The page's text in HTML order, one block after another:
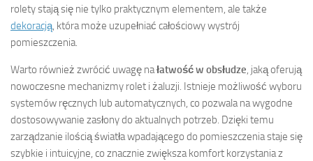
rolety stają się nie tylko praktycznym elementem, ale także
dekoracją, która może uzupełniać całościowy wystrój
pomieszczenia.
Warto również zwrócić uwagę nałatwość w obsłudze, jaką oferują
nowoczesne mechanizmy rolet i żaluzji. Istnieje możliwość wyboru
systemów ręcznych lub automatycznych, co pozwala na wygodne
dostosowywanie zasłony do aktualnych potrzeb. Dzięki temu
zarządzanie ilością światła wpadającego do pomieszczenia staje się
szybkie i intuicyjne, co znacznie zwiększa komfort korzystania z